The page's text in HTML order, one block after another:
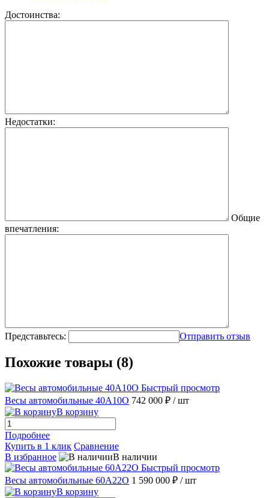
Достоинства:
Недостатки:
Общие
впечатления:
Представьтесь: Отправить отзыв
Похожие товары (8)
Быстрый просмотр
Весы автомобильные 40А10О 742 000 ₽ / шт
В корзину
Подробнее
Купить в 1 клик Сравнение
В избранное
В наличии
Быстрый просмотр
Весы автомобильные 60А22О 1 590 000 ₽ / шт
В корзину